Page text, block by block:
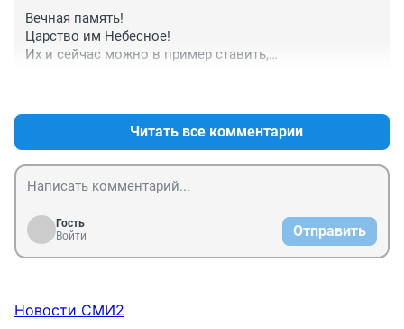
Вечная память!
Царство им Небесное!
Их и сейчас можно в пример ставить,
Читать все комментарии
Гость
Войти
Отправить
Новости СМИ2